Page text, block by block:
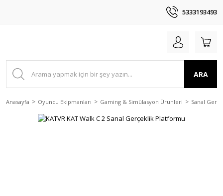
5333193493
ARA
Anasayfa Oyuncu Ekipmanları Gaming & Simülasyon Ürünleri Sanal